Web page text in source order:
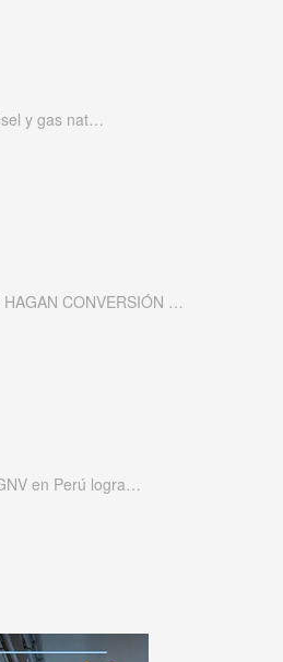
y gas nat…
HAGAN CONVERSIÓN …
en Perú logra…